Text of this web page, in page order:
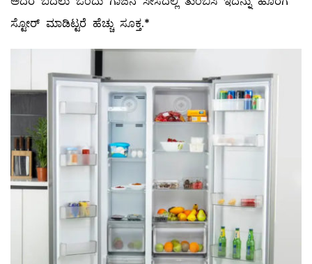
ಸ್ಟೋರ್ ಮಾಡಿಟ್ಟರೆ ಹೆಚ್ಚು ಸೂಕ್ತ.*